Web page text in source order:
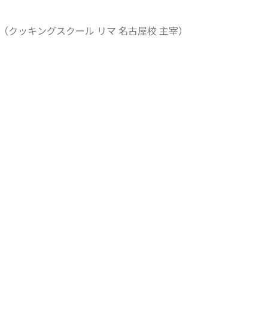
クッキングスクール リマ 名古屋校 主宰）